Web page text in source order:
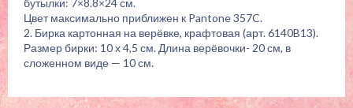
Цвет максимально приближен к Pantone 357C.
2. Бирка картонная на верёвке, крафтовая (арт. 6140B13).
Размер бирки: 10 х 4,5 см. Длина верёвочки- 20 см, в
сложенном виде — 10 см.